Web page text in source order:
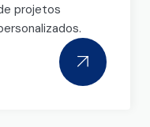
projetos